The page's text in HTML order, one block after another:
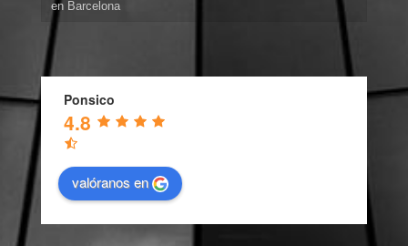
en Barcelona
Ponsico
4.8
valóranos en